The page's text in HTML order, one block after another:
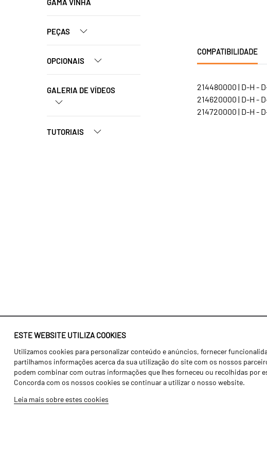
ESTE WEBSITE UTILIZA COOKIES
Utilizamos cookies para personalizar conteúdo e anúncios, fornecer
partilhamos informações acerca da sua utilização do site com os nossos
podem combinar com outras informações que lhes forneceu ou recolhidas por
Concorda com os nossos cookies se continuar a utilizar o nosso website.
Leia mais sobre estes cookies
GAMA VINHA
PEÇAS
OPCIONAIS
GALERIA DE VÍDEOS
TUTORIAIS
COMPATIBILIDADE
214480000 | D-H -
214620000 | D-H -
214720000 | D-H -
Identidade
História
Fábrica / Produção
Recursos Humanos
Agricultura
Transportes
Gama Floresta